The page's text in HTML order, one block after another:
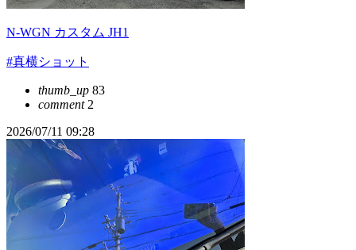
N-WGN カスタム JH1
#真横ショット
thumb_up 83
comment2
2026/07/11 09:28